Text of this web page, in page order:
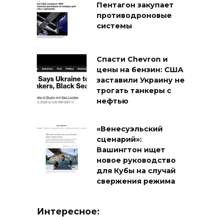
Пентагон закупает
противодроновые
системы
Спасти Chevron и
цены на бензин: США
заставили Украину не
трогать танкеры с
нефтью
«Венесуэльский
сценарий»:
Вашингтон ищет
новое руководство
для Кубы на случай
свержения режима
Интересное: